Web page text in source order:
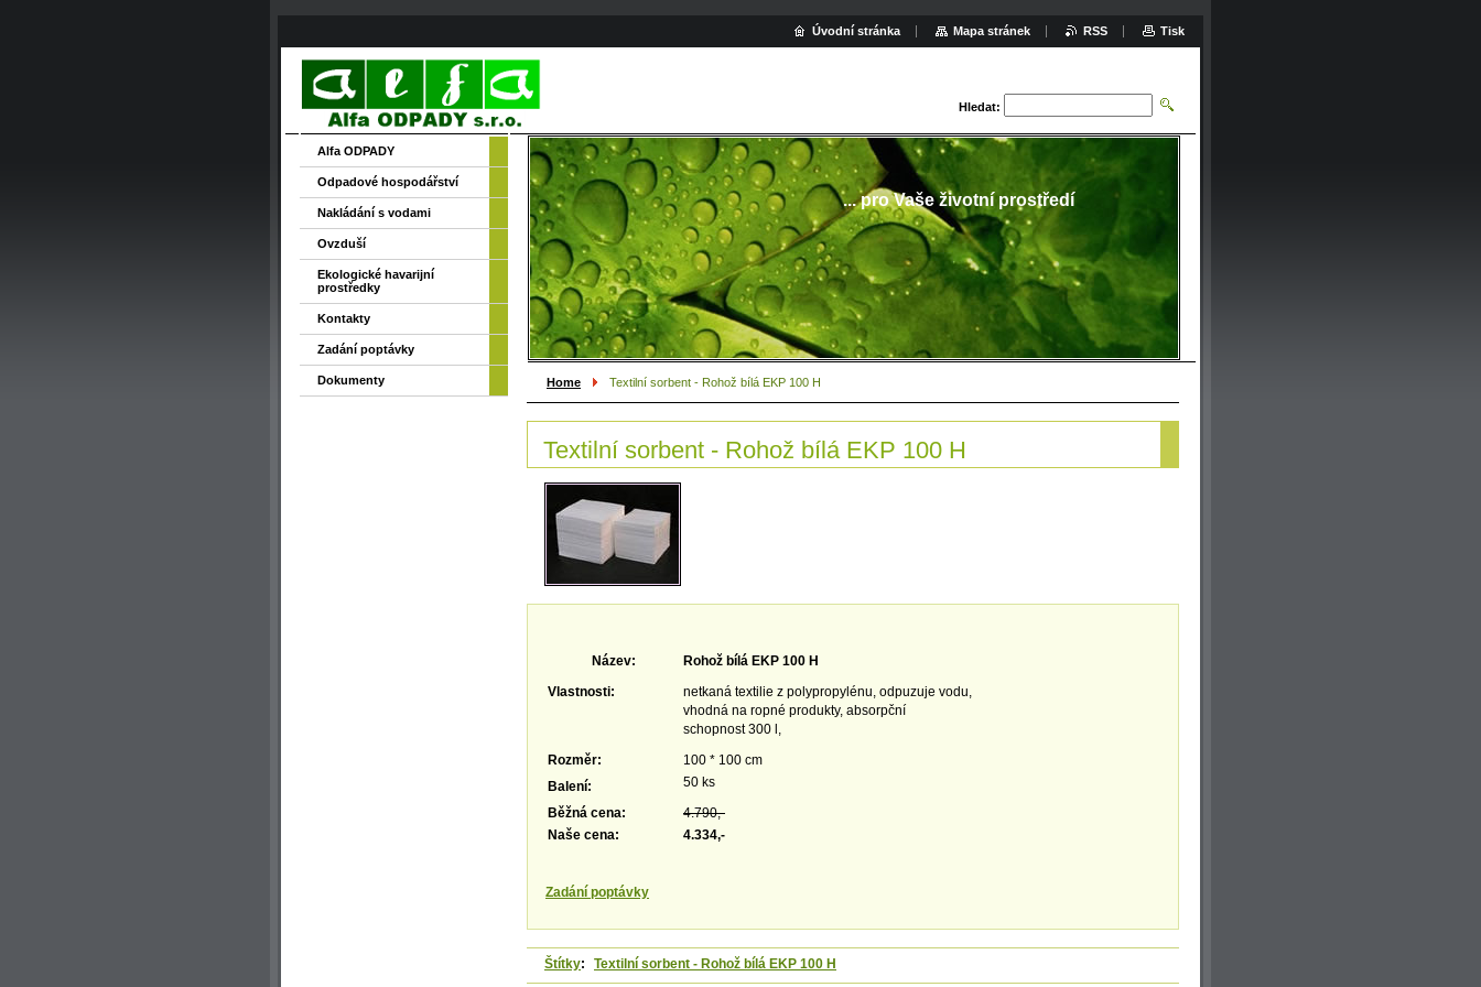
Hledat:
... pro Vaše životní prostředí
Home Textilní sorbent - Rohož bílá EKP 100 H
Textilní sorbent - Rohož bílá EKP 100 H
Název:
Rohož bílá EKP 100 H
Vlastnosti:
netkaná textilie z polypropylénu, odpuzuje vodu,
vhodná na ropné produkty, absorpční
schopnost 300 l,
Rozměr:
100 * 100 cm
Balení:
50 ks
Běžná cena:
4.790,-
Naše cena:
4.334,-
Zadání poptávky
Štítky: Textilní sorbent - Rohož bílá EKP 100 H
Alfa ODPADY
Odpadové hospodářství
Nakládání s vodami
Ovzduší
Ekologické havarijní
prostředky
Kontakty
Zadání poptávky
Dokumenty
Úvodní stránka Mapa stránek RSS Tisk